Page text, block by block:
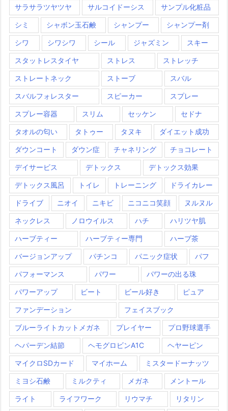
サラサラツヤツヤ サルコイドーシス サンプル化粧品
シミ シャボン玉石鹸 シャンプー シャンプー剤
シワ シワシワ シール ジャズミン スキー
スタットレスタイヤ ストレス ストレッチ
ストレートネック ストーブ スバル
スバルフォレスター スピーカー スプレー
スプレー容器 スリム セッケン セドナ
タオルの匂い タトゥー タヌキ ダイエット成功
ダウンコート ダウン症 チャネリング チョコレート
デイサービス デトックス デトックス効果
デトックス風呂 トイレ トレーニング ドライカレー
ドライブ ニオイ ニキビ ニコニコ笑顔 ヌルヌル
ネックレス ノロウイルス ハチ ハリツヤ肌
ハーブティー ハーブティー専門 ハーブ茶
バージョンアップ パチンコ パニック症状 パフ
パフォーマンス パワー パワーの出る珠
パワーアップ ビート ビール好き ピュア
ファンデーション フェイスブック
ブルーライトカットメガネ プレイヤー プロ野球選手
ヘパーデン結節 ヘモグロビンA1C ヘヤーピン
マイクロSDカード マイホーム ミスタードーナッツ
ミヨシ石鹸 ミルクティ メガネ メントール
ライト ライフワーク リウマチ リタリン